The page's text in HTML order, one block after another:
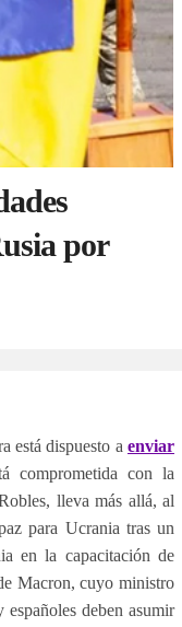
por
está dispuesto a enviar
comprometida con la
lleva más allá, al
para Ucrania tras un
en la capacitación de
Macron, cuyo ministro
deben asumir